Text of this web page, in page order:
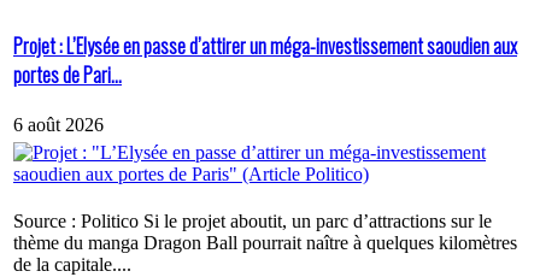
Projet : L’Elysée en passe d’attirer un méga-investissement saoudien aux
portes de Pari...
6 août 2026
Source : Politico Si le projet aboutit, un parc d’attractions sur le
thème du manga Dragon Ball pourrait naître à quelques kilomètres
de la capitale....